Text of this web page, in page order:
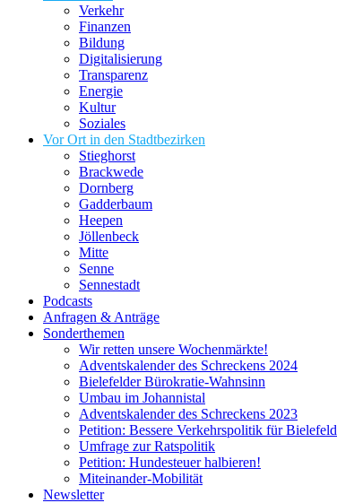
Verkehr
Finanzen
Bildung
Digitalisierung
Transparenz
Energie
Kultur
Soziales
Vor Ort in den Stadtbezirken
Stieghorst
Brackwede
Dornberg
Gadderbaum
Heepen
Jöllenbeck
Mitte
Senne
Sennestadt
Podcasts
Anfragen & Anträge
Sonderthemen
Wir retten unsere Wochenmärkte!
Adventskalender des Schreckens 2024
Bielefelder Bürokratie-Wahnsinn
Umbau im Johannistal
Adventskalender des Schreckens 2023
Petition: Bessere Verkehrspolitik für Bielefeld​​
Umfrage zur Ratspolitik
Petition: Hundesteuer halbieren!
Miteinander-Mobilität
Newsletter